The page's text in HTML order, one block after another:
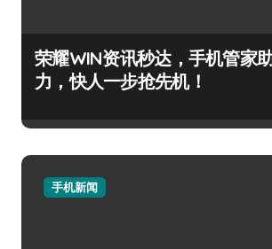
荣耀WIN资讯秒达，手机管家
力，快人一步抢先机！
手机新闻